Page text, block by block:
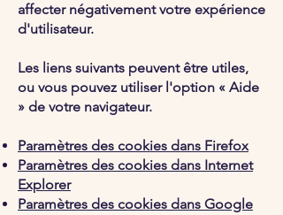
affecter négativement votre expérience
d'utilisateur.
Les liens suivants peuvent être utiles,
ou vous pouvez utiliser l'option « Aide
» de votre navigateur.
Paramètres des cookies dans Firefox
Paramètres des cookies dans Internet
Explorer
Paramètres des cookies dans Google